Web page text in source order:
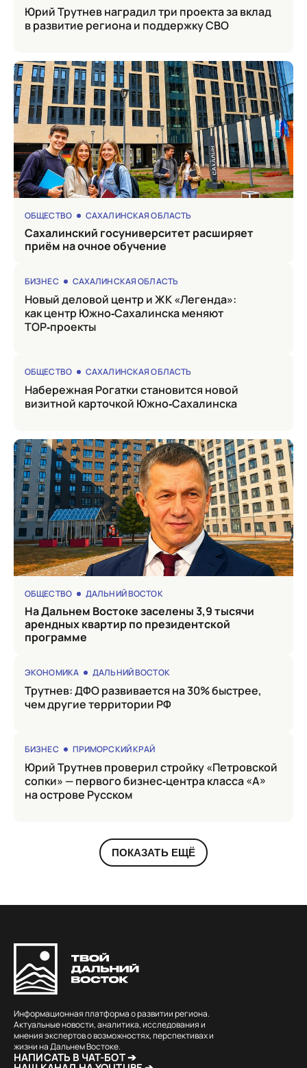
Юрий Трутнев наградил три проекта за вклад
в развитие региона и поддержку СВО
ОБЩЕСТВО САХАЛИНСКАЯ ОБЛАСТЬ
Сахалинский госуниверситет расширяет
приём на очное обучение
БИЗНЕС САХАЛИНСКАЯ ОБЛАСТЬ
Новый деловой центр и ЖК «Легенда»:
как центр Южно‑Сахалинска меняют
ТОР‑проекты
ОБЩЕСТВО САХАЛИНСКАЯ ОБЛАСТЬ
Набережная Рогатки становится новой
визитной карточкой Южно‑Сахалинска
ОБЩЕСТВО ДАЛЬНИЙ ВОСТОК
на Дальнем Востоке заселены 3,9 тысячи
арендных квартир по президентской
программе
ЭКОНОМИКА ДАЛЬНИЙ ВОСТОК
Трутнев: ДФО развивается на 30% быстрее,
чем другие территории РФ
БИЗНЕС ПРИМОРСКИЙ КРАЙ
Юрий Трутнев проверил стройку «Петровской
сопки» — первого бизнес‑центра класса «А»
на острове Русском
ПОКАЗАТЬ ЕЩЁ
Информационная платформа о развитии региона.
Актуальные новости, аналитика, исследования и
мнения экспертов о возможностях, перспективах и
жизни на Дальнем Востоке.
НАПИСАТЬ В ЧАТ-БОТ ➔